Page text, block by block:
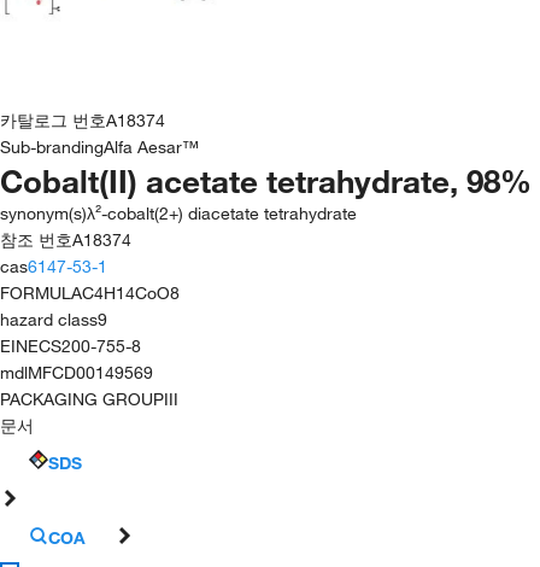
카탈로그 번호A18374
Sub-brandingAlfa Aesar™
Cobalt(II) acetate tetrahydrate, 98%
synonym(s)λ²-cobalt(2+) diacetate tetrahydrate
참조 번호A18374
cas6147-53-1
FORMULAC4H14CoO8
hazard class9
EINECS200-755-8
mdlMFCD00149569
PACKAGING GROUPIII
문서
SDS
COA